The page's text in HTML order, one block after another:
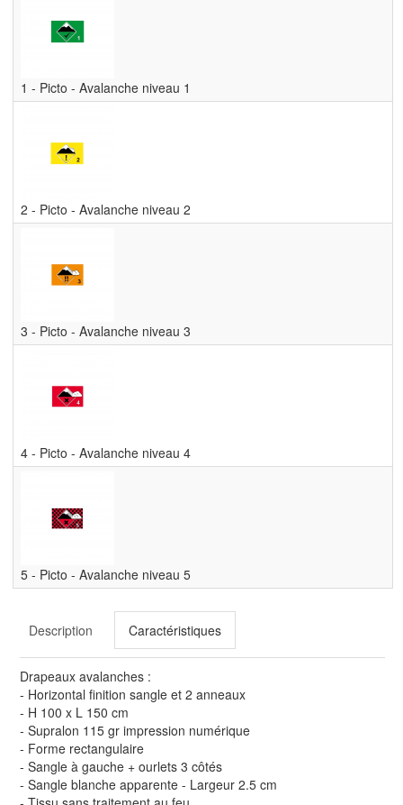
1 - Picto - Avalanche niveau 1
2 - Picto - Avalanche niveau 2
3 - Picto - Avalanche niveau 3
4 - Picto - Avalanche niveau 4
5 - Picto - Avalanche niveau 5
Description Caractéristiques
Drapeaux avalanches :
- Horizontal finition sangle et 2 anneaux
- H 100 x L 150 cm
- Supralon 115 gr impression numérique
- Forme rectangulaire
- Sangle à gauche + ourlets 3 côtés
- Sangle blanche apparente - Largeur 2.5 cm